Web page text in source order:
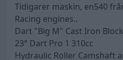
Tidigarer maskin, en540
Racing engines..
Dart "Big M" Cast Iron Block
23° Dart Pro 1 310cc
Hydraulic Roller Camshaft